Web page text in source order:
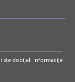
ste dobijali informacije